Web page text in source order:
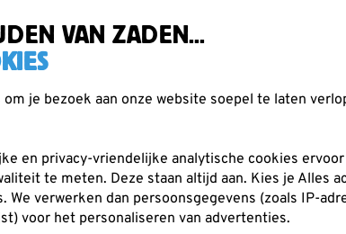
VAN ZADEN...
je bezoek aan onze website soepel te laten
en privacy-vriendelijke analytische cookies
te meten. Deze staan altijd aan. Kies je Alles
We verwerken dan persoonsgegevens (zoals IP-
voor het personaliseren van advertenties.
Vogelvoer Voederhuisjes & -silo's
Kokosnoten & overige vetproducten 4 halve kokosnoten